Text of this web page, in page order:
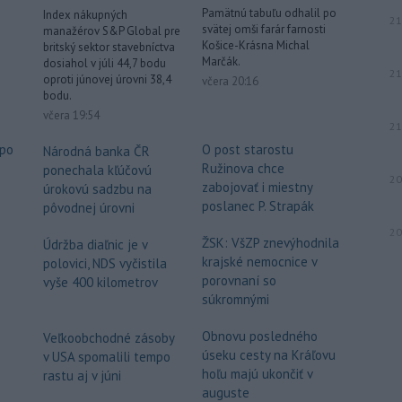
Index nákupných
manažérov S&P Global pre
britský sektor stavebníctva
dosiahol v júli 44,7 bodu
oproti júnovej úrovni 38,4
bodu.
včera 19:54
Národná banka ČR
ponechala kľúčovú
úrokovú sadzbu na
pôvodnej úrovni
Údržba diaľnic je v
polovici, NDS vyčistila
vyše 400 kilometrov
Veľkoobchodné zásoby
v USA spomalili tempo
rastu aj v júni
Pamätnú tabuľu odhalil po
svätej omši farár farnosti
Košice-Krásna Michal
Marčák.
včera 20:16
O post starostu
Ružinova chce
zabojovať i miestny
poslanec P. Strapák
ŽSK: VšZP znevýhodnila
krajské nemocnice v
porovnaní so
súkromnými
Obnovu posledného
úseku cesty na Kráľovu
hoľu majú ukončiť v
auguste